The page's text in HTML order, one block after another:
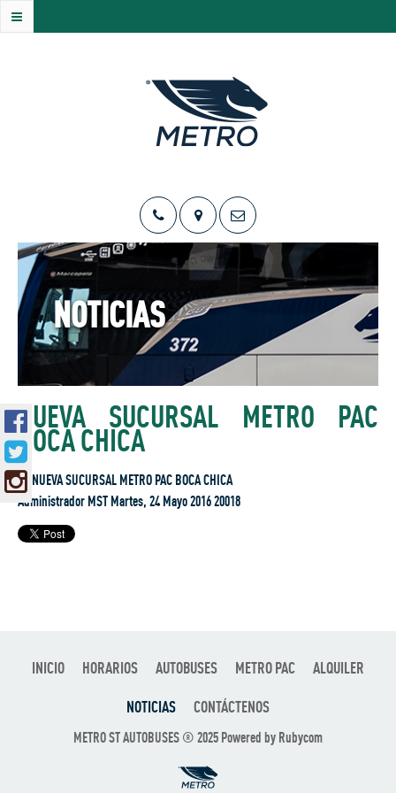
NOTICIAS
NUEVA SUCURSAL METRO PAC
BOCA CHICA
Administrador MST Martes, 24 Mayo 2016 20018
INICIO HORARIOS AUTOBUSES METRO PAC ALQUILER
NOTICIAS CONTÁCTENOS
METRO ST AUTOBUSES ® 2025 Powered by Rubycom